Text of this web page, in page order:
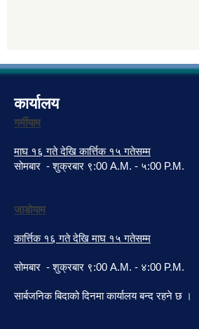
कार्यालय
गर्मीयाम
माघ १६ गते देखि कार्त्तिक १५ गतेसम्म
सोमबार - शुक्रबार ९:00 A.M. - ५:00 P.M.
जाडोयाम
कार्त्तिक १६ गते देखि माघ १५ गतेसम्म
सोमबार - शुक्रबार ९:00 A.M. - ४:00 P.M.
सार्बजनिक बिदाको दिनमा कार्यालय बन्द रहने छ ।